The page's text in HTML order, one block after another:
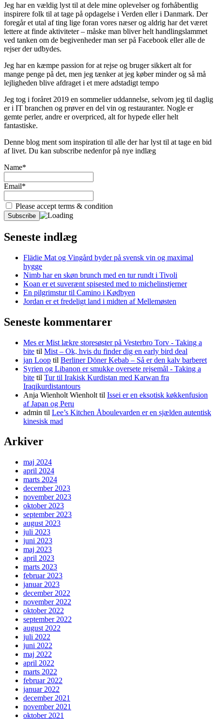
Jeg har en vældig lyst til at dele mine oplevelser og forhåbentlig
inspirere folk til at tage på opdagelse i Verden eller i Danmark. Der
foregår et utal af ting lige foran vores næser og aldrig har det været
lettere at finde aktiviteter – måske man bliver helt handlingslammet
ved tanken om de begivenheder man ser på Facebook eller alle de
rejser der udbydes.
Jeg har en kæmpe passion for at rejse og bruger sikkert alt for
mange penge på det, men jeg tænker at jeg køber minder og så må
lejligheden blive afdraget i et mere adstadigt tempo
Jeg tog i foråret 2019 en sommelier uddannelse, selvom jeg til daglig
er i IT branchen og prøver en del vin og restauranter. Nogle er
gemte perler, andre er overpriced, alt for hypede eller helt
fantastiske.
Denne blog ment som inspiration til alle der har lyst til at tage en bid
af livet. Du kan subscribe nedenfor på nye indlæg
Name*
Email*
Please accept terms & condition
Seneste indlæg
Flädie Mat og Vingård byder på svensk vin og maximal
hygge
Nimb har en skøn brunch med en tur rundt i Tivoli
Koan er et suverænt spisested med to michelinstjerner
En pilgrimstur til Camino i Kødbyen
Jordan er et fredeligt land i midten af Mellemøsten
Seneste kommentarer
Mes er Mist lækre storesøster på Vesterbro Torv - Taking a
bite til Mist – Ok, hvis du finder dig en early bird deal
jan Loop til Berliner Döner Kebab – Så er den kalv barberet
Syrien og Libanon er smukke oversete rejsemål - Taking a
bite til Tur til Irakisk Kurdistan med Karwan fra
Iraqikurdistantours
Anja Wienholt Wienholt til Issei er en eksotisk køkkenfusion
af Japan og Peru
admin til Lee’s Kitchen Åboulevarden er en sjælden autentisk
kinesisk mad
Arkiver
maj 2024
april 2024
marts 2024
december 2023
november 2023
oktober 2023
september 2023
august 2023
juli 2023
juni 2023
maj 2023
april 2023
marts 2023
februar 2023
januar 2023
december 2022
november 2022
oktober 2022
september 2022
august 2022
juli 2022
juni 2022
maj 2022
april 2022
marts 2022
februar 2022
januar 2022
december 2021
november 2021
oktober 2021